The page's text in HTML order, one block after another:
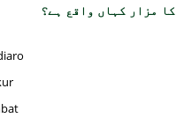
مزار کہاں واقع ہے؟